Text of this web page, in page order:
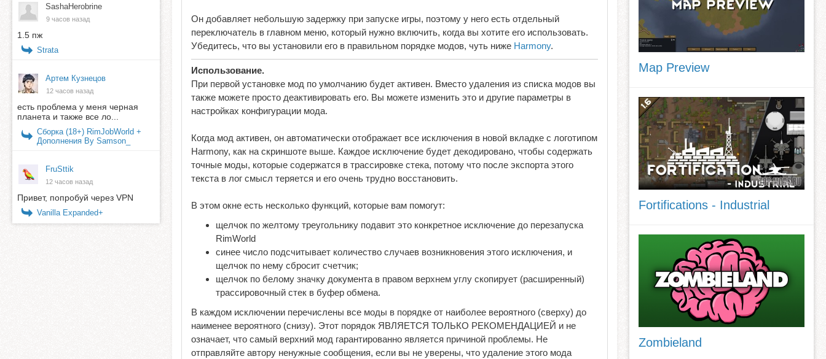
Он добавляет небольшую задержку при запуске игры, поэтому у него есть отдельный
переключатель в главном меню, который нужно включить, когда вы хотите его использовать.
Убедитесь, что вы установили его в правильном порядке модов, чуть ниже Harmony.
Использование.
При первой установке мод по умолчанию будет активен. Вместо удаления из списка модов вы
также можете просто деактивировать его. Вы можете изменить это и другие параметры в
настройках конфигурации мода.
Когда мод активен, он автоматически отображает все исключения в новой вкладке с логотипом
Harmony, как на скриншоте выше. Каждое исключение будет декодировано, чтобы содержать
точные моды, которые содержатся в трассировке стека, потому что после экспорта этого
текста в лог смысл теряется и его очень трудно восстановить.
В этом окне есть несколько функций, которые вам помогут:
щелчок по желтому треугольнику подавит это конкретное исключение до перезапуска
RimWorld
синее число подсчитывает количество случаев возникновения этого исключения, и
щелчок по нему сбросит счетчик;
щелчок по белому значку документа в правом верхнем углу скопирует (расширенный)
трассировочный стек в буфер обмена.
В каждом исключении перечислены все моды в порядке от наиболее вероятного (сверху) до
наименее вероятного (снизу). Этот порядок ЯВЛЯЕТСЯ ТОЛЬКО РЕКОМЕНДАЦИЕЙ и не
означает, что самый верхний мод гарантированно является причиной проблемы. Не
отправляйте автору ненужные сообщения, если вы не уверены, что удаление этого мода
SashaHerobrine
9 часов назад
1.5 пж
Strata
Артем Кузнецов
12 часов назад
есть проблема у меня черная
планета и также все ло...
Сборка (18+) RimJobWorld +
Дополнения By Samson_
FruSttik
12 часов назад
Привет, попробуй через VPN
Vanilla Expanded+
Map Preview
Fortifications - Industrial
Zombieland